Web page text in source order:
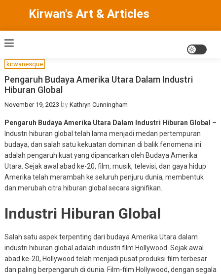
Kirwan's Art & Articles
kirwanesque
Pengaruh Budaya Amerika Utara Dalam Industri
Hiburan Global
November 19, 2023 by Kathryn Cunningham
Pengaruh Budaya Amerika Utara Dalam Industri Hiburan Global –
Industri hiburan global telah lama menjadi medan pertempuran
budaya, dan salah satu kekuatan dominan di balik fenomena ini
adalah pengaruh kuat yang dipancarkan oleh Budaya Amerika
Utara. Sejak awal abad ke-20, film, musik, televisi, dan gaya hidup
Amerika telah merambah ke seluruh penjuru dunia, membentuk
dan merubah citra hiburan global secara signifikan.
Industri Hiburan Global
Salah satu aspek terpenting dari budaya Amerika Utara dalam
industri hiburan global adalah industri film Hollywood. Sejak awal
abad ke-20, Hollywood telah menjadi pusat produksi film terbesar
dan paling berpengaruh di dunia. Film-film Hollywood, dengan segala